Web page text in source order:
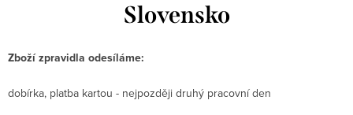
Slovensko
Zboží zpravidla odesíláme:
dobírka, platba kartou - nejpozději druhý pracovní den